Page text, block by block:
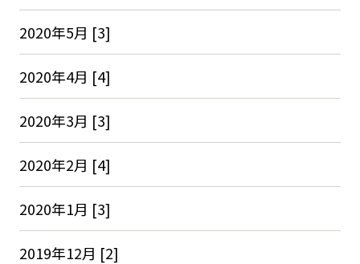
2020年5月 [3]
2020年4月 [4]
2020年3月 [3]
2020年2月 [4]
2020年1月 [3]
2019年12月 [2]